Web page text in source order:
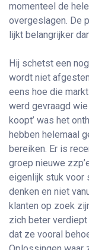
momenteel de
overgeslagen. De
lijkt belangrijker
Hij schetst een
wordt niet
eens hoe die
werd gevraagd
koopt’ was het
hebben helemaal
bereiken. Er is
groep nieuwe
eigenlijk stuk voor
denken en niet
klanten op zoek
zich beter
dat ze vooral